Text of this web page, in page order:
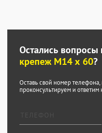
Остались вопросы
крепеж М14 х 60?
Оставь свой номер
проконсультируем и